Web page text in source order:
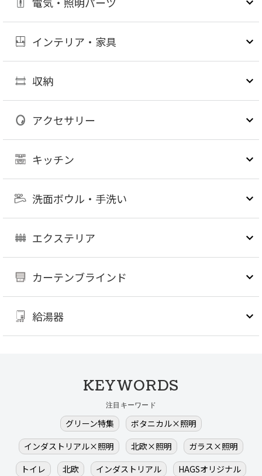
インテリア・家具
収納
アクセサリー
キッチン
洗面ボウル・手洗い
エクステリア
カーテンブラインド
給湯器
KEYWORDS
注目キーワード
グリーン特集
ボタニカル×照明
インダストリアル×照明
北欧×照明
ガラス×照明
トイレ
北欧 インダストリアル
HAGSオリジナル